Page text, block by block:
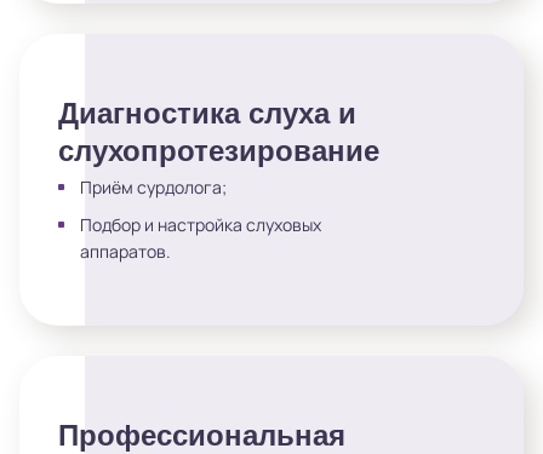
Диагностика слуха и
слухопротезирование
Приём сурдолога;
Подбор и настройка слуховых
аппаратов.
Профессиональная